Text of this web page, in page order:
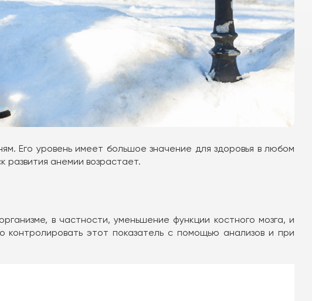
Его уровень имеет большое значение для здоровья в любом
развития анемии возрастает.
в частности, уменьшение функции костного мозга, и
контролировать этот показатель с помощью анализов и при